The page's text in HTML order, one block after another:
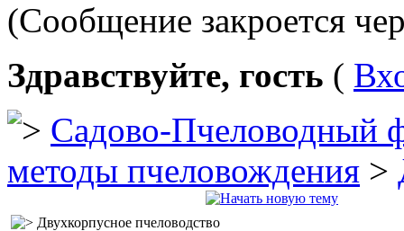
(Сообщение закроется
Здравствуйте, гость (
Садово-Пчеловодный
методы пчеловождения >
Двухкорпусное пчеловодство